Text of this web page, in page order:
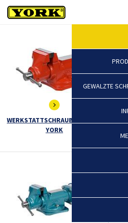
GEWALZTE
WERKSTATTSCHRAUBSTÖCKE -
YORK